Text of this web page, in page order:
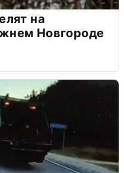
на
Новгороде